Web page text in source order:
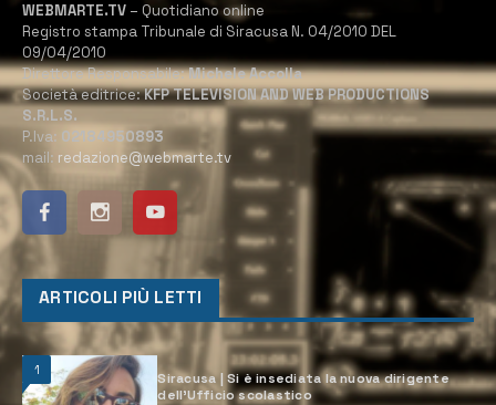
WEBMARTE.TV – Quotidiano online
Registro stampa Tribunale di Siracusa N. 04/2010 DEL
09/04/2010
Direttore Responsabile:Michele Accolla
Società editrice:KFP TELEVISION AND WEB PRODUCTIONS
S.R.L.S.
P.Iva: 02184950893
mail: redazione@webmarte.tv
ARTICOLI PIÙ LETTI
1
Siracusa | Si è insediata la nuova dirigente
dell’Ufficio scolastico